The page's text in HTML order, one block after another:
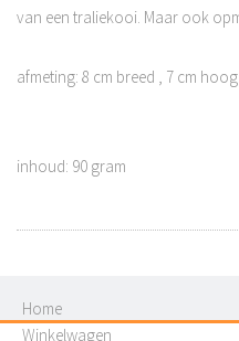
van een traliekooi. Maar ook
afmeting: 8 cm breed , 7 cm
inhoud: 90 gram
Home
Winkelwagen